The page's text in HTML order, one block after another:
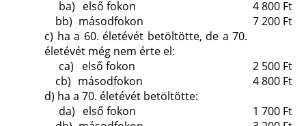
ba) első fokon
4 800 Ft
bb) másodfokon
7 200 Ft
c) ha a 60. életévét betöltötte, de a 70.
életévét még nem érte el:
ca)
első fokon
2 500 Ft
cb) másodfokon
4 800 Ft
d) ha a 70. életévét betöltötte:
da) első fokon
1 700 Ft